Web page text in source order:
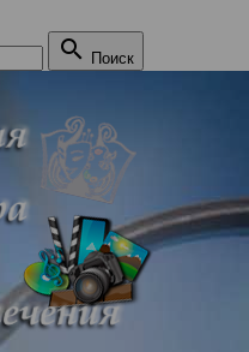
 Поиск